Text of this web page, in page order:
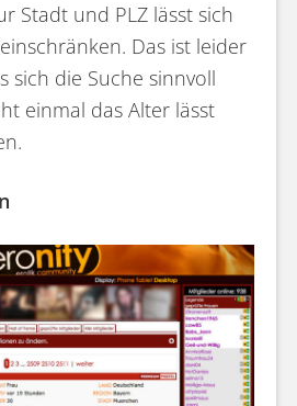
Stadt und PLZ lässt sich
Das ist leider
sich die Suche sinnvoll
einmal das Alter lässt